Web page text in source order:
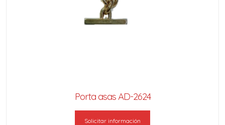
Porta asas AD-2624
Solicitar información